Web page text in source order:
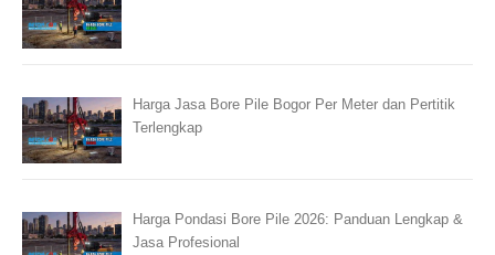
Harga Jasa Bore Pile Bogor Per Meter dan Pertitik
Terlengkap
Harga Pondasi Bore Pile 2026: Panduan Lengkap &
Jasa Profesional